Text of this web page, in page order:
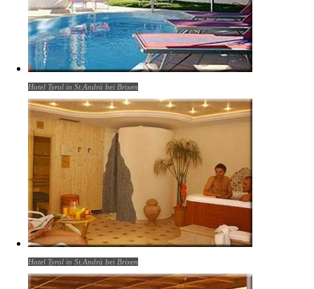
Hotel Tyrol in St.Andrä bei Brixen
Hotel Tyrol in St.Andrä bei Brixen